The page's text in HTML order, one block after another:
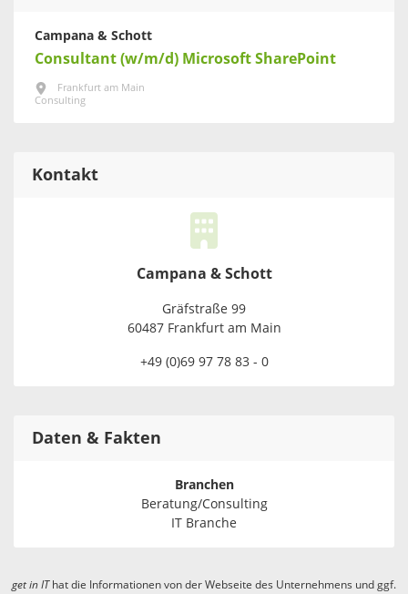
Campana & Schott
Consultant (w/m/d) Microsoft SharePoint
Frankfurt am Main
Consulting
Kontakt
Campana & Schott
Gräfstraße 99
60487 Frankfurt am Main
+49 (0)69 97 78 83 - 0
Daten & Fakten
Branchen
Beratung/Consulting
IT Branche
get in IThat die Informationen von der Webseite des Unternehmens und ggf.